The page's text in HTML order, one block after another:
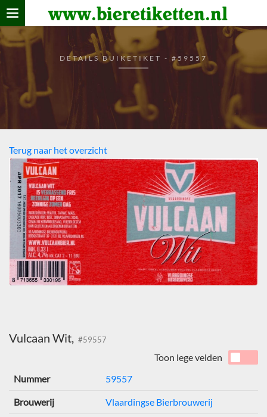
www.bieretiketten.nl
Home
verzamelen
De bierkaart
Bezoekers
DETAILS BUIKETIKET - #59557
Terug naar het overzicht
Vulcaan Wit, #59557
Toon lege velden
Nummer
59557
Brouwerij Vlaardingse Bierbrouwerij